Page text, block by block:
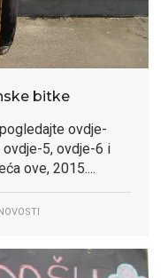
bitke
ovdje-
5, ovdje-6 i
ove, 2015....